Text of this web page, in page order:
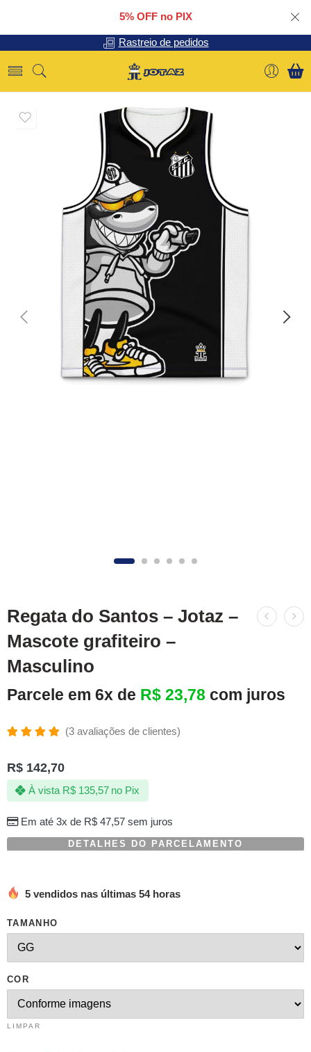
5% OFF no PIX
Rastreio de pedidos
Regata do Santos – Jotaz –
Mascote grafiteiro –
Masculino
Parcele em 6x de R$ 23,78 com juros
5.00de 5,
com
baseado
em
de
clientes
(3avaliações de clientes)
R$ 142,70
Em até 3x de R$47,57sem juros
À vista R$135,57 no Pix
DETALHES DO PARCELAMENTO
5 vendidos nas últimas 54 horas
TAMANHO
COR
LIMPAR